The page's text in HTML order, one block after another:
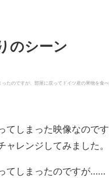
のシーン
ったのですが、部屋に戻ってドイツ産の果物を食
てしまった映像なので
ャレンジしてみました。
てしまったのですが……